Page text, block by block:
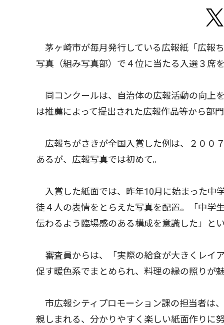
茅ヶ崎市が毎月発行している広報紙「広報
写真（組み写真部）で４位に当たる入選３席
同コンクールは、自治体の広報活動の向上
は推薦によって提出された広報作品等から部
広報ちがさきが全国入賞した例は、２００
あるが、広報写真では初めて。
入賞した紙面では、昨年10月に始まった中
徒４人の表情をとらえた写真を配置。「中学
伝わるよう臨場感のある構成を意識した」と
審査員からは、「実際の給食が大きくレイ
促す暖色系でまとめられ、料理の縁の照りが
市広報シティプロモーション課の担当者は
親しまれる、分かりやすく楽しい紙面作りに